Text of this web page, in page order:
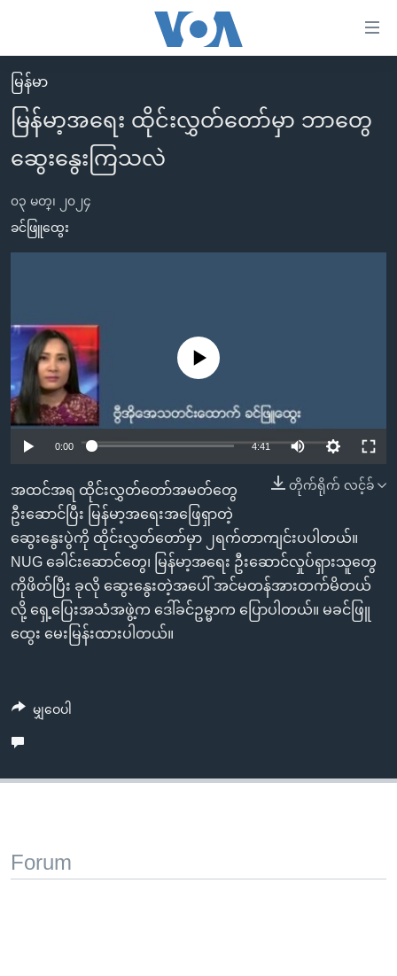
လွယ်ကူ
စေ
သည့်
Link
များ
ပင်မ
ကြည့်
ပင်မ
အ
ညွန်း
စာမျက်နှာ
ကျော်
ကြည့်
ရန်
ရှာဖွေ
ရန်
နေရာ
သို့
မူလစာမျက်နှာ
မြန်မာ
ကမ္ဘာ့သတင်းများ
အမေရိကန်
တရုတ်
သတင်းလွတ်လပ်ခွင့်
ရပ်ဝန်းတခု လမ်းတခု အလွန်
မကြေးမုံရဲ့ အင်္ဂလိပ်စာ
ရုပ်ရှင်ထဲက အင်္ဂလိပ်စာ
သုတပဒေသာ အင်္ဂလိပ်စာ
ရေဒီယို
တီဗွီ
ရေဒီယိုနှင့်ရုပ်သံ အချက်အလက်များ
ရေဒီယို/တီဗွီအစီအစဉ်
Learning English
ဘာသာစကားများ
မြန်မာ
မြန်မာ့အရေး ထိုင်းလွှတ်တော်မှာ ဘာတွေ
ဆွေးနွေးကြသလဲ
၀၃ မတ္၊ ၂၀၂၄
ခင်ဖြူထွေး
No media source currently available
0:00 4:41
တိုက်ရိုက် လင့်ခ်
အထင်အရ ထိုင်းလွှတ်တော်အမတ်တွေ
ဦးဆောင်ပြီး မြန်မာ့အရေးအဖြေရှာတဲ့
ဆွေးနွေးပွဲကို ထိုင်းလွှတ်တော်မှာ ၂ရက်တာကျင်းပပါတယ်။
NUG ခေါင်းဆောင်တွေ၊ မြန်မာ့အရေး ဦးဆောင်လှုပ်ရှားသူတွေ
ကိုဖိတ်ပြီး ခုလို ဆွေးနွေးတဲ့အပေါ် အင်မတန်အားတက်မိတယ်
လို့ ရှေ့ပြေးအသံအဖွဲ့က ဒေါ်ခင်ဥမ္မာက ပြောပါတယ်။ မခင်ဖြူ
ထွေး မေးမြန်းထားပါတယ်။
မျှဝေပါ
Forum